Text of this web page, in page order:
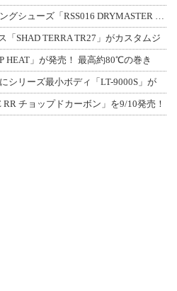
アールエスタイチの新ライディングシューズ「RSS016 DRYMASTER スト
「SHAD TERRA TR27」がカスタムジ
HEAT」が発売！ 最高約80℃の巻き
シリーズ最小ボディ「LT-9000S」が
チョップドカーボン」を9/10発売！